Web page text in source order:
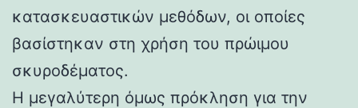
κατασκευαστικών μεθόδων, οι οποίες
βασίστηκαν στη χρήση του πρώιμου
σκυροδέματος.
Η μεγαλύτερη όμως πρόκληση για την